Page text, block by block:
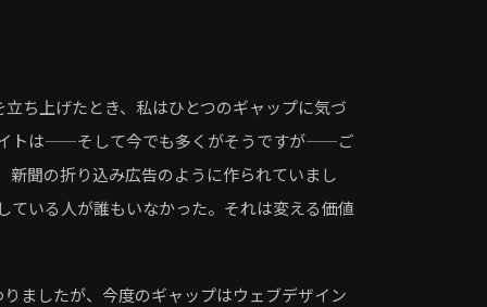
ち上げたとき、私はひとつのギャップに気づ
トは——そして今でも多くがそうですが——ご
新聞の折り込み広告のように作られていまし
ている人が誰もいなかった。それは変える価値
ましたが、今度のギャップはウェブデザイン